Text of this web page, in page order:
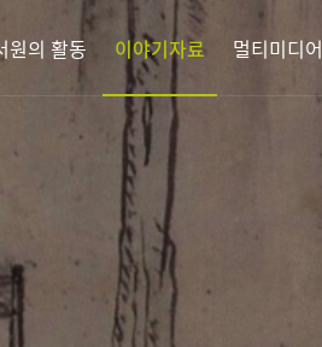
원의 활동 이야기자료 멀티미디어